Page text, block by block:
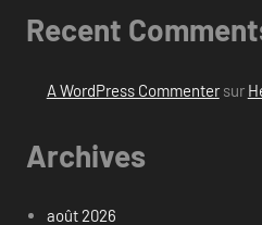
Recent
A WordPress Commentersur
Archives
août 2026